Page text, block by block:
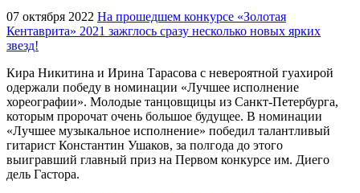
07 октября 2022 На прошедшем конкурсе «Золотая
Кентаврита» 2021 зажглось сразу несколько новых ярких
звезд!
Кира Никитина и Ирина Тарасова с невероятной гуахирой
одержали победу в номинации «Лучшее исполнение
хореографии». Молодые танцовщицы из Санкт-Петербурга,
которым пророчат очень большое будущее. В номинации
«Лучшее музыкальное исполнение» победил талантливый
гитарист Константин Ушаков, за полгода до этого
выигравший главный приз на Первом конкурсе им. Диего
дель Гастора.